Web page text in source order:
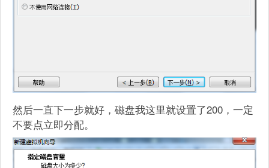
然后一直下一步就好，磁盘我这里就设置了200，一定
不要点立即分配。